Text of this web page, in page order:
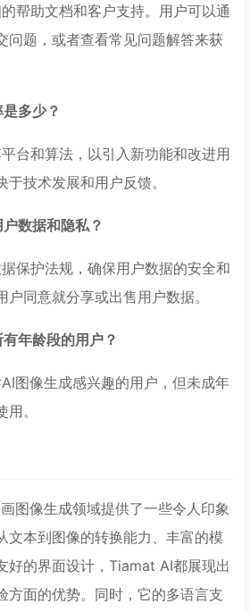
帮助文档和客户支持。用户可以通
问题，或者查看常见问题解答来获
多少？
台和算法，以引入新功能和改进用
技术发展和用户反馈。
数据和隐私？
保护法规，确保用户数据的安全和
同意就分享或出售用户数据。
年龄段的用户？
图像生成感兴趣的用户，但未成年
。
图像生成领域提供了一些令人印象
文本到图像的转换能力、丰富的模
好的界面设计，Tiamat AI都展现出
方面的优势。同时，它的多语言支